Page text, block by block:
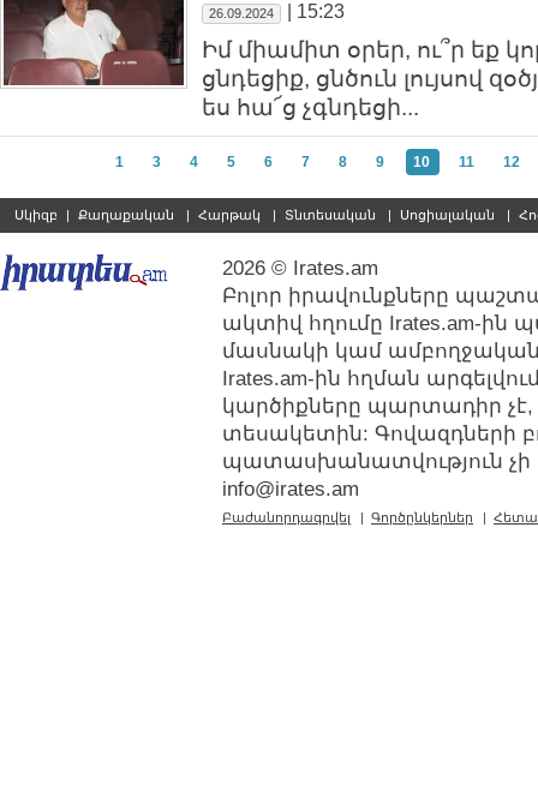
26.09.2024 15:23
Իմ միամիտ օրեր, ու՞ր եք
ցնդեցիք, ցնծուն լույսով
ես հա՜ց չգնդեցի...
1 3 4 5 6 7 8 9 10 11 12
Սկիզբ | Քաղաքական | Հարթակ | Տնտեսական | Սոցիալական |
2026 © Irates.am
Բոլոր իրավունքները
ակտիվ հղումը Irates.am-ին
մասնակի կամ
Irates.am-ին հղման
կարծիքները պարտադիր չէ,
տեսակետին: Գովազդների
պատասխանատվություն չի
info@irates.am
Բաժանորդագրվել | Գործընկերներ |